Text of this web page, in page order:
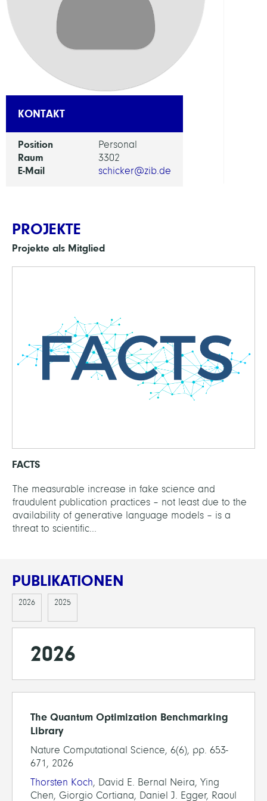
KONTAKT
Position Personal
Raum 3302
E-Mail schicker@zib.de
PROJEKTE
Projekte als Mitglied
FACTS
The measurable increase in fake science and
fraudulent publication practices – not least due to the
availability of generative language models – is a
threat to scientific...
PUBLIKATIONEN
2026 2025
2026
The Quantum Optimization Benchmarking
Library
Nature Computational Science, 6(6), pp. 653-
671, 2026
Thorsten Koch, David E. Bernal Neira, Ying
Chen, Giorgio Cortiana, Daniel J. Egger, Raoul